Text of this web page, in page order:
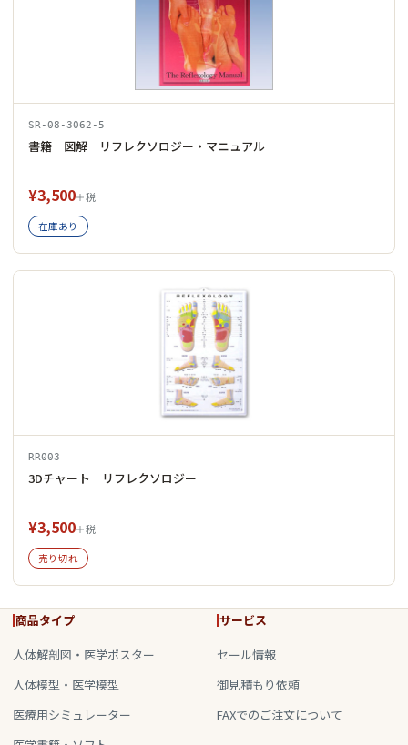
SR-08-3062-5
書籍 図解 リフレクソロジー・マニュアル
¥3,500＋税
在庫あり
RR003
3Dチャート リフレクソロジー
¥3,500＋税
売り切れ
商品タイプ
人体解剖図・医学ポスター
人体模型・医学模型
医療用シミュレーター
サービス
セール情報
御見積もり依頼
FAXでのご注文について